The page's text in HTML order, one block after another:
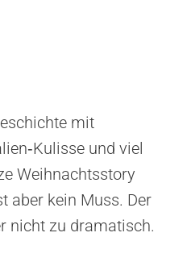
mit
und viel
Weihnachtsstory
aber kein Muss. Der
nicht zu dramatisch.